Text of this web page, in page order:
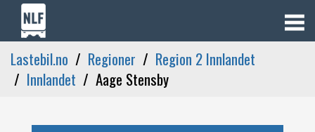
Lastebil.no Regioner
Region 2 Innlandet
Innlandet
Aage Stensby